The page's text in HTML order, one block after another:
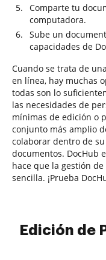
Comparte tu
computadora.
Sube un
capacidades de
Cuando se trata de
en línea, hay muchas
todas son lo
las necesidades de
mínimas de edición o
conjunto más amplio
colaborar dentro de
documentos. DocHub
hace que la gestión
sencilla. ¡Prueba
Edición de